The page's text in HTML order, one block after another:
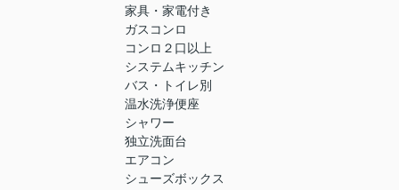
家具・家電付き
ガスコンロ
コンロ２口以上
システムキッチン
バス・トイレ別
温水洗浄便座
シャワー
独立洗面台
エアコン
シューズボックス